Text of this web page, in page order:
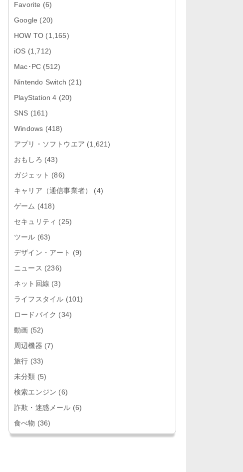
向け最新版...
「Google カレンダー 26.29.4」iOS
向け最新版をリリース。...
「Instagram 441.0.0」iOS向け最新
「Google ドライブ - 安全なオンラ
「Google 翻訳 10.31.311」iOS向
「Microsoft Excel 2.112.3」iOS向
Favorite (6)
Google (20)
HOW TO (1,165)
iOS (1,712)
Mac･PC (512)
Nintendo Switch (21)
PlayStation 4 (20)
SNS (161)
Windows (418)
アプリ・ソフトウエア (1,621)
おもしろ (43)
ガジェット (86)
キャリア（通信事業者）
(4)
ゲーム (418)
セキュリティ (25)
ツール (63)
デザイン・アート (9)
ニュース (236)
ネット回線 (3)
ライフスタイル (101)
ロードバイク (34)
動画 (52)
周辺機器 (7)
旅行 (33)
未分類 (5)
検索エンジン (6)
詐欺・迷惑メール (6)
食べ物 (36)